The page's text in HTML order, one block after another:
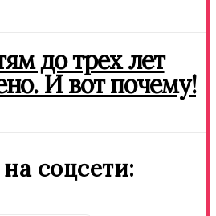
до трех лет
И вот почему!
соцсети: